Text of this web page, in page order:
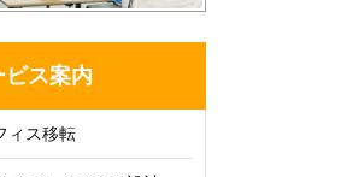
ビス案内
ィス移転